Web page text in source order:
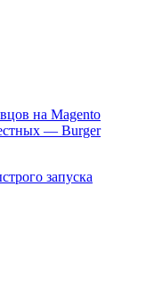
на Magento
— Burger
запуска